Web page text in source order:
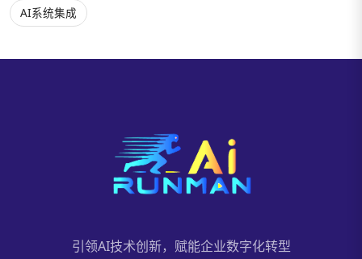
AI系统集成
引领AI技术创新，赋能企业数字化转型